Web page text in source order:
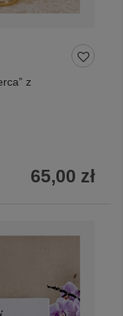
z
65,00 zł